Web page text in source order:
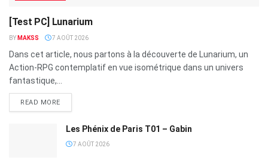
[Test PC] Lunarium
BY MAKSS 7 AOÛT 2026
Dans cet article, nous partons à la découverte de Lunarium, un
Action-RPG contemplatif en vue isométrique dans un univers
fantastique,...
READ MORE
Les Phénix de Paris T01 – Gabin
7 AOÛT 2026